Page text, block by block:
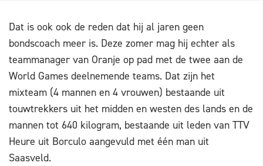
Dat is ook ook de reden dat hij al jaren geen
bondscoach meer is. Deze zomer mag hij echter als
teammanager van Oranje op pad met de twee aan de
World Games deelnemende teams. Dat zijn het
mixteam (4 mannen en 4 vrouwen) bestaande uit
touwtrekkers uit het midden en westen des lands en de
mannen tot 640 kilogram, bestaande uit leden van TTV
Heure uit Borculo aangevuld met één man uit
Saasveld.